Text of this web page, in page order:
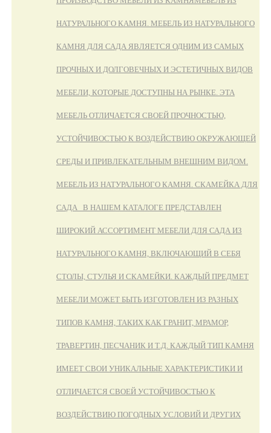
НАТУРАЛЬНОГО КАМНЯ. МЕБЕЛЬ ИЗ НАТУРАЛЬНОГО
КАМНЯ ДЛЯ САДА ЯВЛЯЕТСЯ ОДНИМ ИЗ САМЫХ
ПРОЧНЫХ И ДОЛГОВЕЧНЫХ И ЭСТЕТИЧНЫХ ВИДОВ
МЕБЕЛИ, КОТОРЫЕ ДОСТУПНЫ НА РЫНКЕ. ЭТА
МЕБЕЛЬ ОТЛИЧАЕТСЯ СВОЕЙ ПРОЧНОСТЬЮ,
УСТОЙЧИВОСТЬЮ К ВОЗДЕЙСТВИЮ ОКРУЖАЮЩЕЙ
СРЕДЫ И ПРИВЛЕКАТЕЛЬНЫМ ВНЕШНИМ ВИДОМ.
МЕБЕЛЬ ИЗ НАТУРАЛЬНОГО КАМНЯ. СКАМЕЙКА ДЛЯ
САДА В НАШЕМ КАТАЛОГЕ ПРЕДСТАВЛЕН
ШИРОКИЙ АССОРТИМЕНТ МЕБЕЛИ ДЛЯ САДА ИЗ
НАТУРАЛЬНОГО КАМНЯ, ВКЛЮЧАЮЩИЙ В СЕБЯ
СТОЛЫ, СТУЛЬЯ И СКАМЕЙКИ. КАЖДЫЙ ПРЕДМЕТ
МЕБЕЛИ МОЖЕТ БЫТЬ ИЗГОТОВЛЕН ИЗ РАЗНЫХ
ТИПОВ КАМНЯ, ТАКИХ КАК ГРАНИТ, МРАМОР,
ТРАВЕРТИН, ПЕСЧАНИК И Т.Д. КАЖДЫЙ ТИП КАМНЯ
ИМЕЕТ СВОИ УНИКАЛЬНЫЕ ХАРАКТЕРИСТИКИ И
ОТЛИЧАЕТСЯ СВОЕЙ УСТОЙЧИВОСТЬЮ К
ВОЗДЕЙСТВИЮ ПОГОДНЫХ УСЛОВИЙ И ДРУГИХ